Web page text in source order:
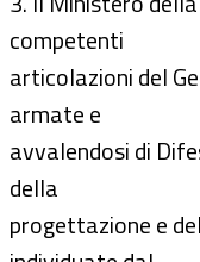
competenti
articolazioni del
armate e
avvalendosi di
della
progettazione e